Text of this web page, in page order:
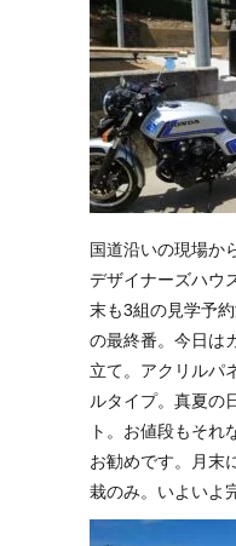
国道沿いの現場か
デザイナーズハウ
末も3組の見学予
の最終番。今日は
立て。アクリルパ
ルタイプ。真夏の
ト。お値段もそれ
お勧めです。月末
栽のみ。いよいよ